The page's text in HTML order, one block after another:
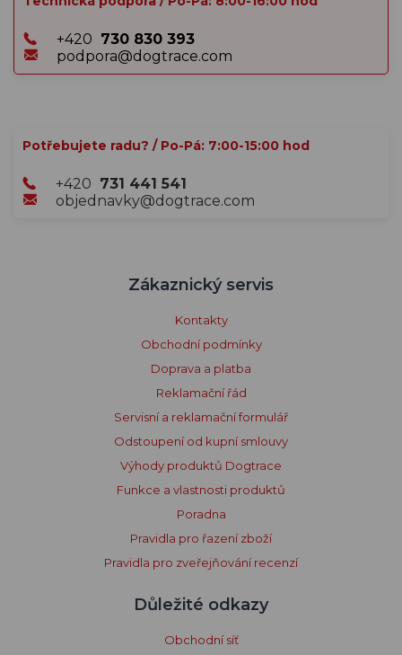
+420 730 830 393
podpora@dogtrace.com
Potřebujete radu? / Po-Pá: 7:00-15:00 hod
+420 731 441 541
objednavky@dogtrace.com
Zákaznický servis
Kontakty
Obchodní podmínky
Doprava a platba
Reklamační řád
Servisní a reklamační formulář
Odstoupení od kupní smlouvy
Výhody produktů Dogtrace
Funkce a vlastnosti produktů
Poradna
Pravidla pro řazení zboží
Pravidla pro zveřejňování recenzí
Důležité odkazy
Obchodní síť